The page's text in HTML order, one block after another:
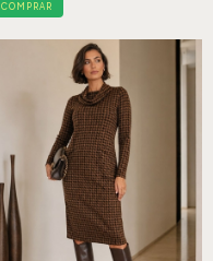
COMPRAR